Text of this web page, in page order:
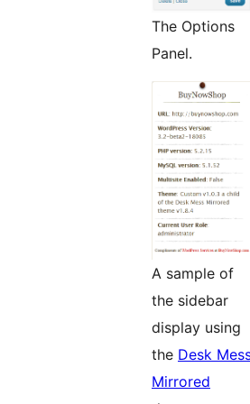
The Options
Panel.
A sample of
the sidebar
display using
the Desk
Mirrored